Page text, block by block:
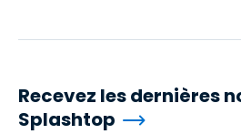
Recevez les dernières
Splashtop